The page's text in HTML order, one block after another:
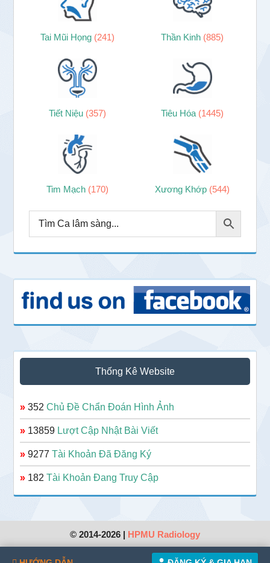
Tai Mũi Họng (241) Thần Kinh (885)
Tiết Niệu (357) Tiêu Hóa (1445)
Tim Mạch (170) Xương Khớp (544)
Thống Kê Website
» 352Chủ Đề Chẩn Đoán Hình Ảnh
» 13859 Lượt Cập Nhật Bài Viết
» 9277Tài Khoản Đã Đăng Ký
» 182Tài Khoản Đang Truy Cập
© 2014-2026 | HPMU Radiology